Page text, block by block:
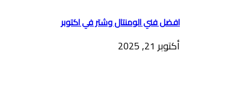
افضل فني الومنتال وشتر في اكتوبر
أكتوبر 21, 2025